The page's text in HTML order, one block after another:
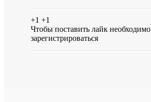
+1 +1
Чтобы поставить лайк необходимо
зарегистрироваться